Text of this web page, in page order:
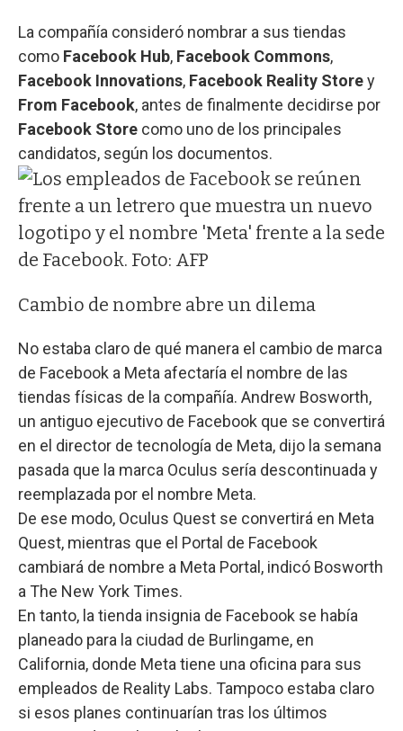
La compañía consideró nombrar a sus tiendas
como Facebook Hub, Facebook Commons,
Facebook Innovations, Facebook Reality Storey
From Facebook, antes de finalmente decidirse por
Facebook Store como uno de los principales
candidatos, según los documentos.
Cambio de nombre abre un dilema
No estaba claro de qué manera el cambio de marca
de Facebook a Meta afectaría el nombre de las
tiendas físicas de la compañía. Andrew Bosworth,
un antiguo ejecutivo de Facebook que se convertirá
en el director de tecnología de Meta, dijo la semana
pasada que la marca Oculus sería descontinuada y
reemplazada por el nombre Meta.
De ese modo, Oculus Quest se convertirá en Meta
Quest, mientras que el Portal de Facebook
cambiará de nombre a Meta Portal, indicó Bosworth
a The New York Times.
En tanto, la tienda insignia de Facebook se había
planeado para la ciudad de Burlingame, en
California, donde Meta tiene una oficina para sus
empleados de Reality Labs. Tampoco estaba claro
si esos planes continuarían tras los últimos